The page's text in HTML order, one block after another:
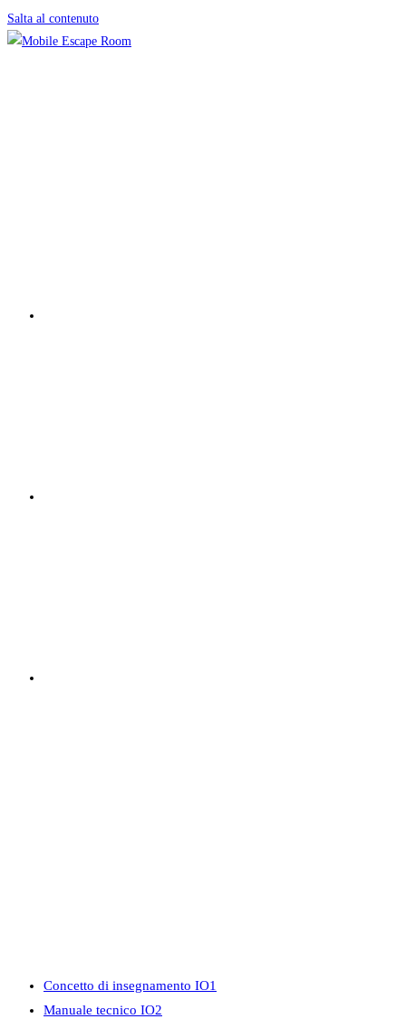
Salta al contenuto
Concetto di insegnamento IO1
Manuale tecnico IO2